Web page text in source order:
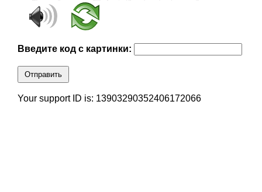
Введите код с картинки:
Отправить
Your support ID is: 13903290352406172066